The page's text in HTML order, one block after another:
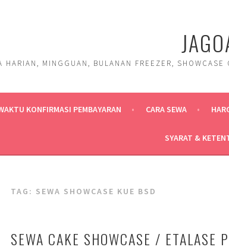
HARIAN, MINGGUAN, BULANAN FREEZER,
KONFIRMASI PEMBAYARAN CARA SEWA
SYARAT &
TAG: SEWA SHOWCASE KUE BSD
SEWA CAKE SHOWCASE / ETALASE